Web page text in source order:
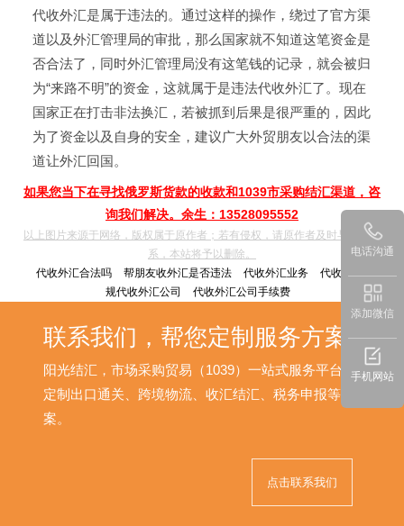
代收外汇是属于违法的。通过这样的操作，绕过了官方渠
道以及外汇管理局的审批，那么国家就不知道这笔资金是
否合法了，同时外汇管理局没有这笔钱的记录，就会被归
为“来路不明”的资金，这就属于是违法代收外汇了。现在
国家正在打击非法换汇，若被抓到后果是很严重的，因此
为了资金以及自身的安全，建议广大外贸朋友以合法的渠
道让外汇回国。
如果您当下在寻找俄罗斯货款的收款和1039市采购结汇渠道，咨
询我们解决。余生：13528095552
以上图片来源于网络，版权属于原作者；若有侵权，请原作者及时与我们联
系，本站将予以删除。
代收外汇合法吗
帮朋友收外汇是否违法 代收外汇业务 代收外汇
规代收外汇公司
代收外汇公司手续费
联系我们，帮您定制服务方案
阳光结汇，市场采购贸易（1039）一站式服务平台，为您
定制出口通关、跨境物流、收汇结汇、税务申报等解决方
案。
点击联系我们
电话沟通
添加微信
手机网站